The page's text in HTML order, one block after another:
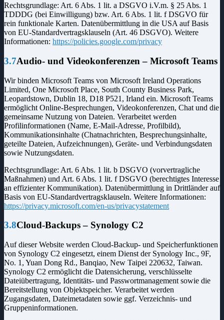
Rechtsgrundlage: Art. 6 Abs. 1 lit. a DSGVO i.V.m. § 25 Abs. 1
TDDDG (bei Einwilligung) bzw. Art. 6 Abs. 1 lit. f DSGVO für
rein funktionale Karten. Datenübermittlung in die USA auf Basis
von EU-Standardvertragsklauseln (Art. 46 DSGVO). Weitere
Informationen: https://policies.google.com/privacy
3.7Audio- und Videokonferenzen – Microsoft Teams
Wir binden Microsoft Teams von Microsoft Ireland Operations
Limited, One Microsoft Place, South County Business Park,
Leopardstown, Dublin 18, D18 P521, Irland ein. Microsoft Teams
ermöglicht Online-Besprechungen, Videokonferenzen, Chat und die
gemeinsame Nutzung von Dateien. Verarbeitet werden
Profilinformationen (Name, E-Mail-Adresse, Profilbild),
Kommunikationsinhalte (Chatnachrichten, Besprechungsinhalte,
geteilte Dateien, Aufzeichnungen), Geräte- und Verbindungsdaten
sowie Nutzungsdaten.
Rechtsgrundlage: Art. 6 Abs. 1 lit. b DSGVO (vorvertragliche
Maßnahmen) und Art. 6 Abs. 1 lit. f DSGVO (berechtigtes Interesse
an effizienter Kommunikation). Datenübermittlung in Drittländer auf
Basis von EU-Standardvertragsklauseln. Weitere Informationen:
https://privacy.microsoft.com/en-us/privacystatement
3.8Cloud-Backups – Synology C2
Auf dieser Website werden Cloud-Backup- und Speicherfunktionen
von Synology C2 eingesetzt, einem Dienst der Synology Inc., 9F,
No. 1, Yuan Dong Rd., Banqiao, New Taipei 220632, Taiwan.
Synology C2 ermöglicht die Datensicherung, verschlüsselte
Dateiübertragung, Identitäts- und Passwortmanagement sowie die
Bereitstellung von Objektspeicher. Verarbeitet werden
Zugangsdaten, Dateimetadaten sowie ggf. Verzeichnis- und
Gruppeninformationen.